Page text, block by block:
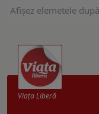
Afişez elemetele
Viaţa Liberă